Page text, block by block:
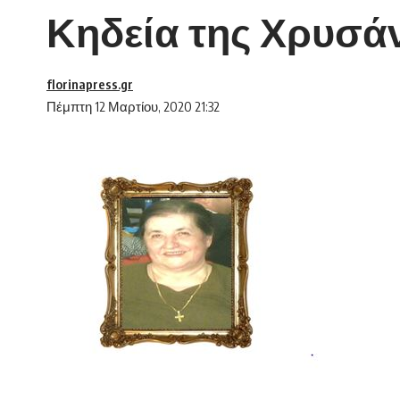
Κηδεία της
Πέμπτη 12 Μαρτίου, 2020 21:32
florinapress.gr